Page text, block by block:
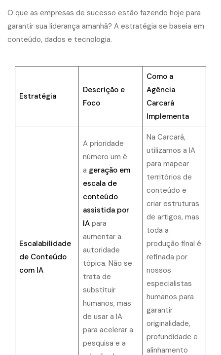
O que as empresas de sucesso estão fazendo hoje para
garantir sua liderança amanhã? A estratégia se baseia em
conteúdo, dados e tecnologia.
Estratégia
Descrição e
Foco
Como a
Agência
Carcará
Implementa
Escalabilidade
de Conteúdo
com IA
A prioridade
número um é
a geração em
escala de
conteúdo
assistida por
IApara
aumentar a
autoridade
tópica. Não se
trata de
substituir
humanos, mas
de usar a IA
para acelerar a
pesquisa e a
Na Carcará,
utilizamos a IA
para mapear
territórios de
conteúdo e
criar estruturas
de artigos, mas
toda a
produção final é
refinada por
nossos
especialistas
humanos para
garantir
originalidade,
profundidade e
alinhamento